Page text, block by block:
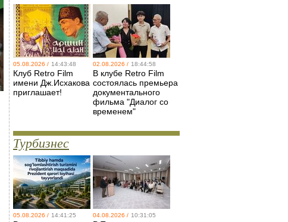
05.08.2026 / 14:43:48
Клуб Retro Film
имени Дж.Исхакова
приглашает!
02.08.2026 / 18:44:58
В клубе Retro Film
состоялась премьера
документального
фильма "Диалог со
временем"
Турбизнес
05.08.2026 / 14:41:25 04.08.2026 / 10:31:05